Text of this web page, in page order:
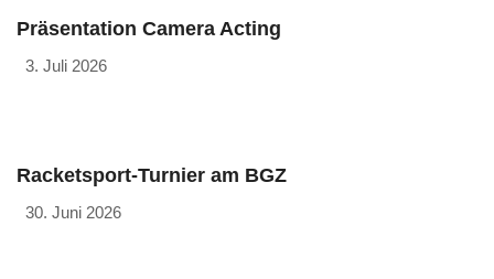
Präsentation Camera Acting
3. Juli 2026
Racketsport-Turnier am BGZ
30. Juni 2026